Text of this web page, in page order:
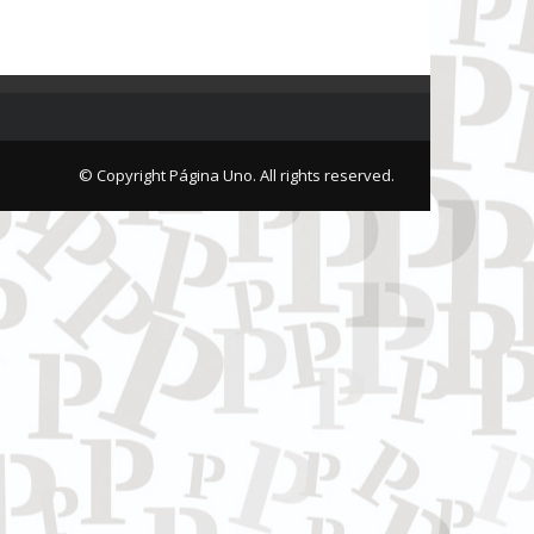
© Copyright Página Uno. All rights reserved.